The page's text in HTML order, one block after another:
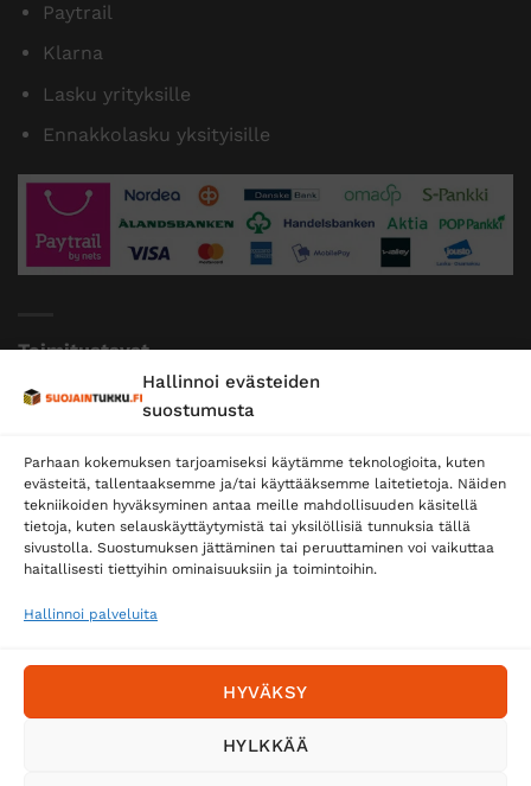
Hallinnoi evästeiden
suostumusta
Parhaan kokemuksen tarjoamiseksi käytämme teknologioita, kuten
evästeitä, tallentaaksemme ja/tai käyttääksemme laitetietoja. Näiden
tekniikoiden hyväksyminen antaa meille mahdollisuuden käsitellä
tietoja, kuten selauskäyttäytymistä tai yksilöllisiä tunnuksia tällä
sivustolla. Suostumuksen jättäminen tai peruuttaminen voi vaikuttaa
haitallisesti tiettyihin ominaisuuksiin ja toimintoihin.
Hallinnoi palveluita
HYVÄKSY
HYLKKÄÄ
Paytrail
Klarna
Lasku yrityksille
Ennakkolasku yksityisille
Toimitustavat
Posti
Postnord
Tilaa uutiskirje ja saat erikoisalennuksia